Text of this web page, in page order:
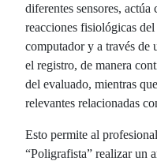
diferentes sensores,
reacciones fisiológicas
computador y a través de
el registro, de manera
del evaluado, mientras
relevantes relacionadas
Esto permite al
“Poligrafista” realizar un